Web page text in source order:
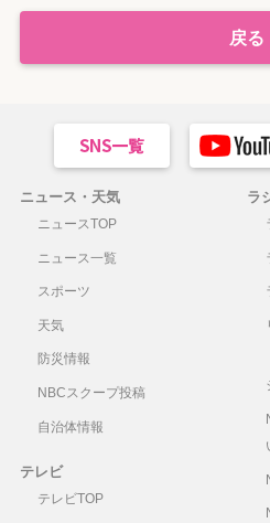
ー
戻る
ニュース・天気
ニュースTOP
ニュース一覧
スポーツ
天気
防災情報
NBCスクープ投稿
自治体情報
テレビ
テレビTOP
ラ